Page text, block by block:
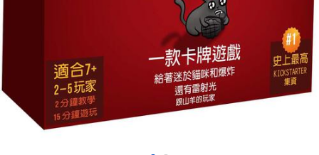
遊戲及拼圖系列
益智學習玩具
LEGO樂高
LeapFrog跳跳蛙